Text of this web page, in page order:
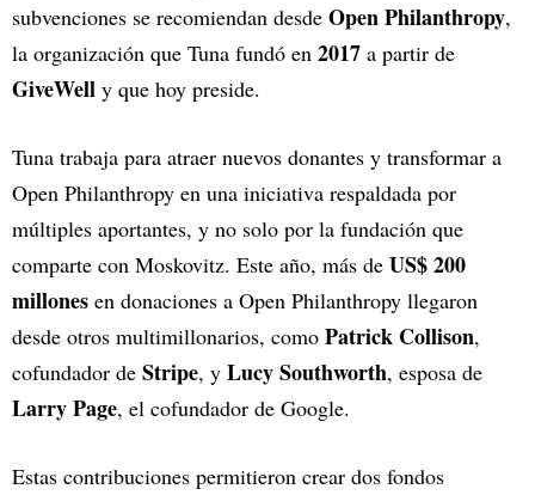
subvenciones se recomiendan desde Open Philanthropy,
la organización que Tuna fundó en 2017 a partir de
GiveWell y que hoy preside.
Tuna trabaja para atraer nuevos donantes y transformar a
Open Philanthropy en una iniciativa respaldada por
múltiples aportantes, y no solo por la fundación que
comparte con Moskovitz. Este año, más de US$ 200
millones en donaciones a Open Philanthropy llegaron
desde otros multimillonarios, como Patrick Collison,
cofundador de Stripe, y Lucy Southworth, esposa de
Larry Page, el cofundador de Google.
Estas contribuciones permitieron crear dos fondos